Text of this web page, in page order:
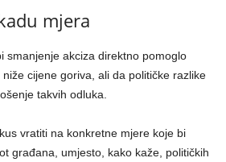
mjera
smanjenje akciza direktno pomoglo
cijene goriva, ali da političke razlike
takvih odluka.
vratiti na konkretne mjere koje bi
građana, umjesto, kako kaže, političkih